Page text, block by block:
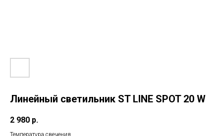
Линейный светильник ST LINE SPOT 20 W
2 980 р.
Температура свечения